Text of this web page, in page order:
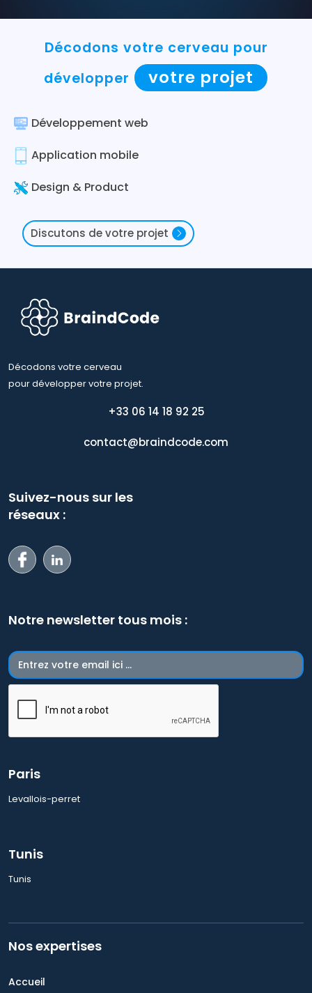
Décodons votre cerveau pour
développer
votre projet
Développement web
Application mobile
Design & Product
Discutons de votre projet
Décodons votre cerveau
pour développer votre projet.
+33 06 14 18 92 25
contact@braindcode.com
Suivez-nous sur les
réseaux :
Notre newsletter tous mois :
Paris
Levallois-perret
Tunis
Tunis
Nos expertises
Accueil